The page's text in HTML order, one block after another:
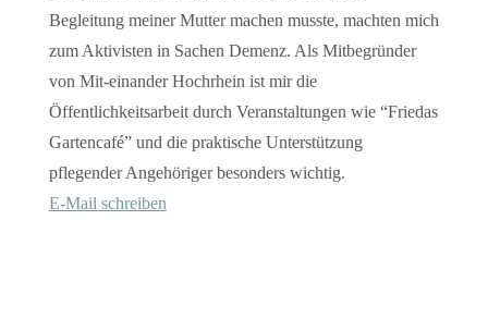
Begleitung meiner Mutter machen musste, machten mich
zum Aktivisten in Sachen Demenz. Als Mitbegründer
von Mit-einander Hochrhein ist mir die
Öffentlichkeitsarbeit durch Veranstaltungen wie “Friedas
Gartencafé” und die praktische Unterstützung
pflegender Angehöriger besonders wichtig.
E-Mail schreiben